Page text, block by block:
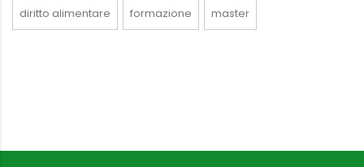
diritto alimentare formazione master